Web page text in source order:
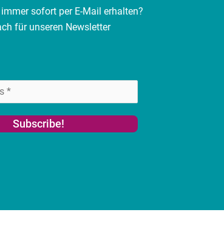
sofort per E-Mail erhalten?
für unseren Newsletter